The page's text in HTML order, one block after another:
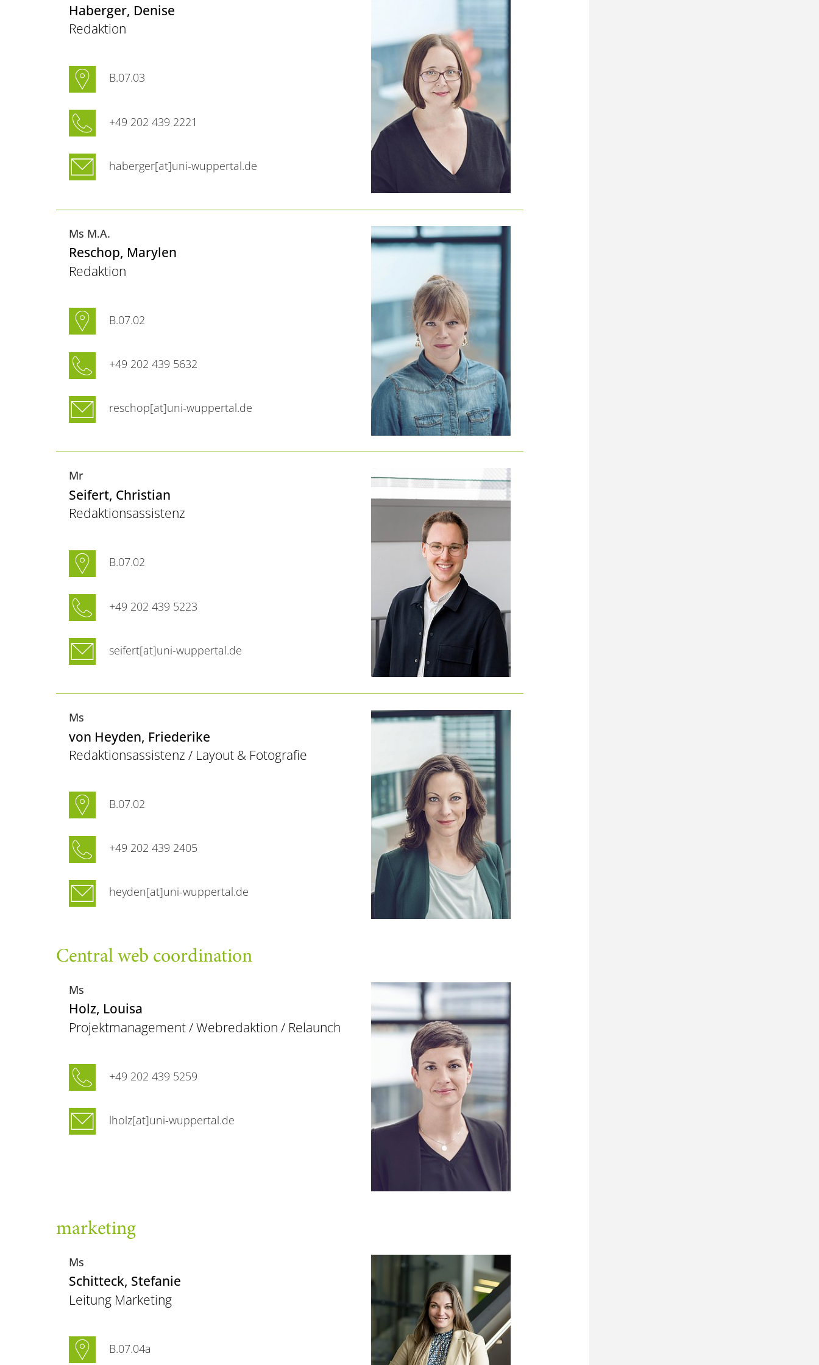
Haberger, Denise
Redaktion
B.07.03
+49 202 439 2221
haberger[at]uni-wuppertal.de
Ms M.A.
Reschop, Marylen
Redaktion
B.07.02
+49 202 439 5632
reschop[at]uni-wuppertal.de
Mr
Seifert, Christian
Redaktionsassistenz
B.07.02
+49 202 439 5223
seifert[at]uni-wuppertal.de
Ms
von Heyden, Friederike
Redaktionsassistenz / Layout & Fotografie
B.07.02
+49 202 439 2405
heyden[at]uni-wuppertal.de
Central web coordination
Ms
Holz, Louisa
Projektmanagement / Webredaktion / Relaunch
+49 202 439 5259
lholz[at]uni-wuppertal.de
marketing
Ms
Schitteck, Stefanie
Leitung Marketing
B.07.04a